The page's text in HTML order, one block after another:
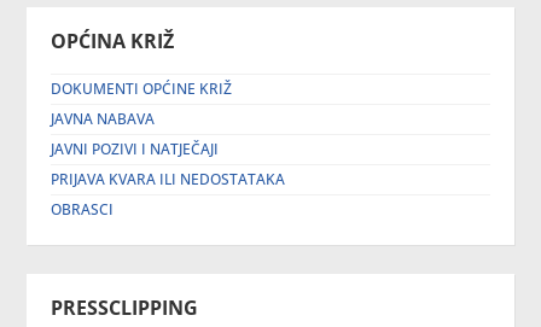
OPĆINA KRIŽ
DOKUMENTI OPĆINE KRIŽ
JAVNA NABAVA
JAVNI POZIVI I NATJEČAJI
PRIJAVA KVARA ILI NEDOSTATAKA
OBRASCI
PRESSCLIPPING